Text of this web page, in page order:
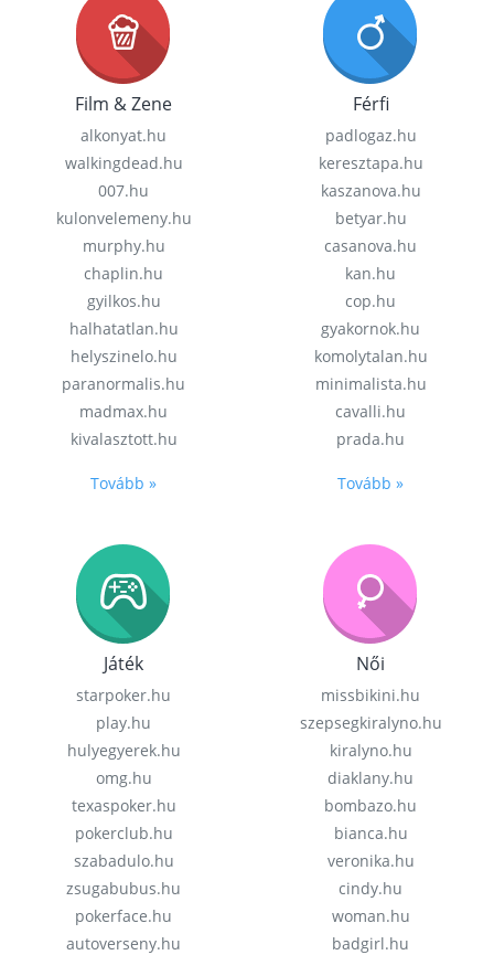
Film & Zene
alkonyat.hu
walkingdead.hu
007.hu
kulonvelemeny.hu
murphy.hu
chaplin.hu
gyilkos.hu
halhatatlan.hu
helyszinelo.hu
paranormalis.hu
madmax.hu
kivalasztott.hu
Tovább »
Férfi
padlogaz.hu
keresztapa.hu
kaszanova.hu
betyar.hu
casanova.hu
kan.hu
cop.hu
gyakornok.hu
komolytalan.hu
minimalista.hu
cavalli.hu
prada.hu
Tovább »
Játék
starpoker.hu
play.hu
hulyegyerek.hu
omg.hu
texaspoker.hu
pokerclub.hu
szabadulo.hu
zsugabubus.hu
pokerface.hu
autoverseny.hu
Női
missbikini.hu
szepsegkiralyno.hu
kiralyno.hu
diaklany.hu
bombazo.hu
bianca.hu
veronika.hu
cindy.hu
woman.hu
badgirl.hu